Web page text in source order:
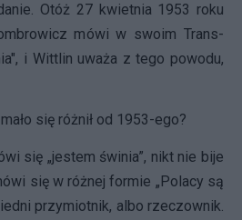
Otóż 27 kwietnia 1953 roku
mówi w swoim Trans-
i Wittlin uważa z tego powodu,
się różnił od 1953-ego?
się „jestem świnia”, nikt nie bije
się w różnej formie „Polacy są
przymiotnik, albo rzeczownik.